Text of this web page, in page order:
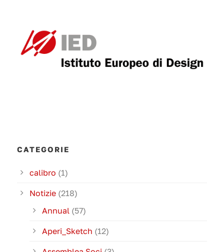
CATEGORIE
calibro (1)
Notizie (218)
Annual (57)
Aperi_Sketch (12)